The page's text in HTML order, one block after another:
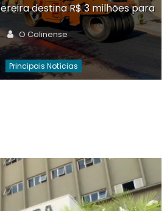
destina R$ 3 milhões para
Author
O Colinense
Principais Notícias